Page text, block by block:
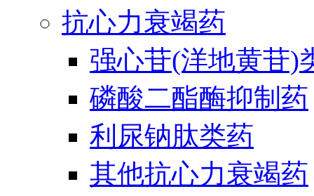
抗心力衰竭药
强心苷(洋地黄苷)
磷酸二酯酶抑制药
利尿钠肽类药
其他抗心力衰竭药